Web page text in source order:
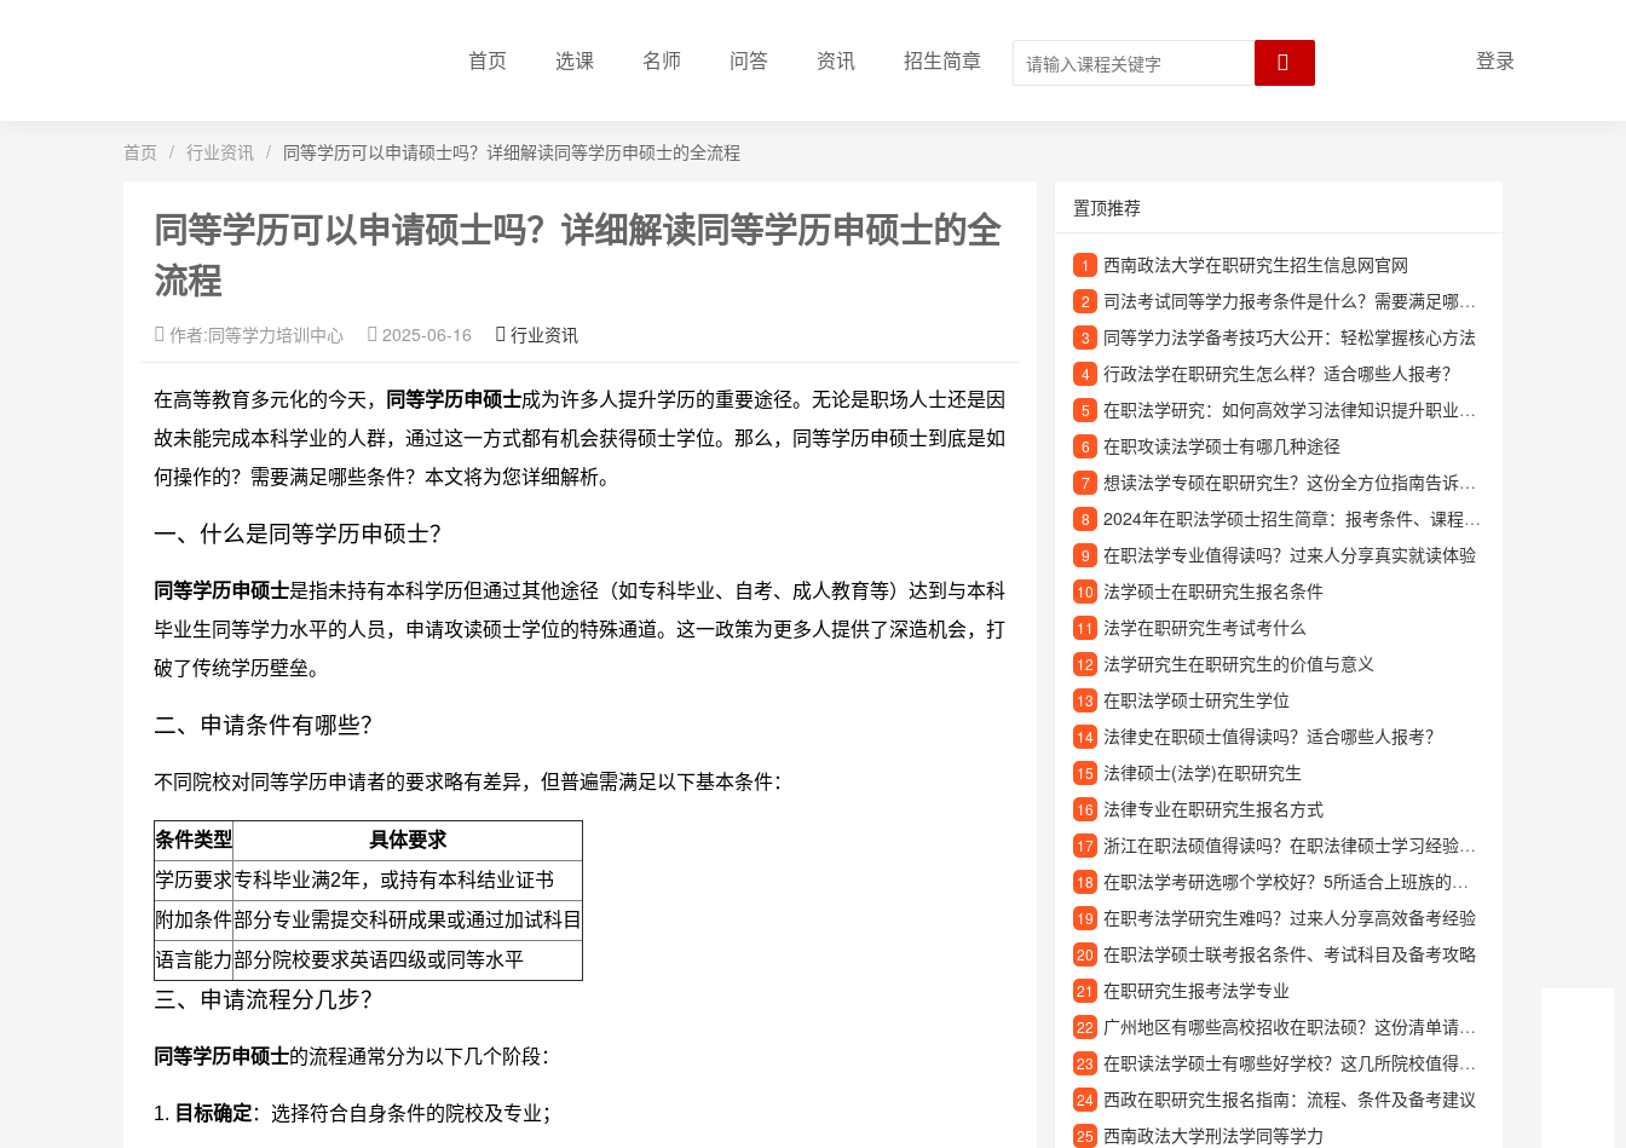
首页 选课 名师 问答 资讯 招生简章 登录
首页 / 行业资讯 / 同等学历可以申请硕士吗？详细解读同等学历申硕士的全流程
同等学历可以申请硕士吗？详细解读同等学历申硕士的全
流程
作者:同等学力培训中心 2025-06-16 行业资讯
在高等教育多元化的今天， 同等学历申硕士成为许多人提升学历的重要途径。无论是职场人士还是因
故未能完成本科学业的人群，通过这一方式都有机会获得硕士学位。那么，同等学历申硕士到底是如
何操作的？需要满足哪些条件？本文将为您详细解析。
一、什么是同等学历申硕士？
同等学历申硕士是指未持有本科学历但通过其他途径（如专科毕业、自考、成人教育等）达到与本科
毕业生同等学力水平的人员，申请攻读硕士学位的特殊通道。这一政策为更多人提供了深造机会，打
破了传统学历壁垒。
二、申请条件有哪些？
不同院校对同等学历申请者的要求略有差异，但普遍需满足以下基本条件：
条件类型
具体要求
学历要求专科毕业满2年，或持有本科结业证书
附加条件部分专业需提交科研成果或通过加试科目
语言能力部分院校要求英语四级或同等水平
三、申请流程分几步？
同等学历申硕士的流程通常分为以下几个阶段：
1. 目标确定：选择符合自身条件的院校及专业；
置顶推荐
1 西南政法大学在职研究生招生信息网官网
2 司法考试同等学力报考条件是什么？需要满足哪些要求？
3 同等学力法学备考技巧大公开：轻松掌握核心方法
4 行政法学在职研究生怎么样？适合哪些人报考？
5 在职法学研究：如何高效学习法律知识提升职业竞争力
6 在职攻读法学硕士有哪几种途径
7 想读法学专硕在职研究生？这份全方位指南告诉你如何选择
8 2024年在职法学硕士招生简章：报考条件、课程设置及学位优势解读
9 在职法学专业值得读吗？过来人分享真实就读体验
10 法学硕士在职研究生报名条件
11 法学在职研究生考试考什么
12 法学研究生在职研究生的价值与意义
13 在职法学硕士研究生学位
14 法律史在职硕士值得读吗？适合哪些人报考？
15 法律硕士(法学)在职研究生
16 法律专业在职研究生报名方式
17 浙江在职法硕值得读吗？在职法律硕士学习经验分享
18 在职法学考研选哪个学校好？5所适合上班族的院校推荐
19 在职考法学研究生难吗？过来人分享高效备考经验
20 在职法学硕士联考报名条件、考试科目及备考攻略
21 在职研究生报考法学专业
22 广州地区有哪些高校招收在职法硕？这份清单请收好
23 在职读法学硕士有哪些好学校？这几所院校值得关注
24 西政在职研究生报名指南：流程、条件及备考建议
25 西南政法大学刑法学同等学力